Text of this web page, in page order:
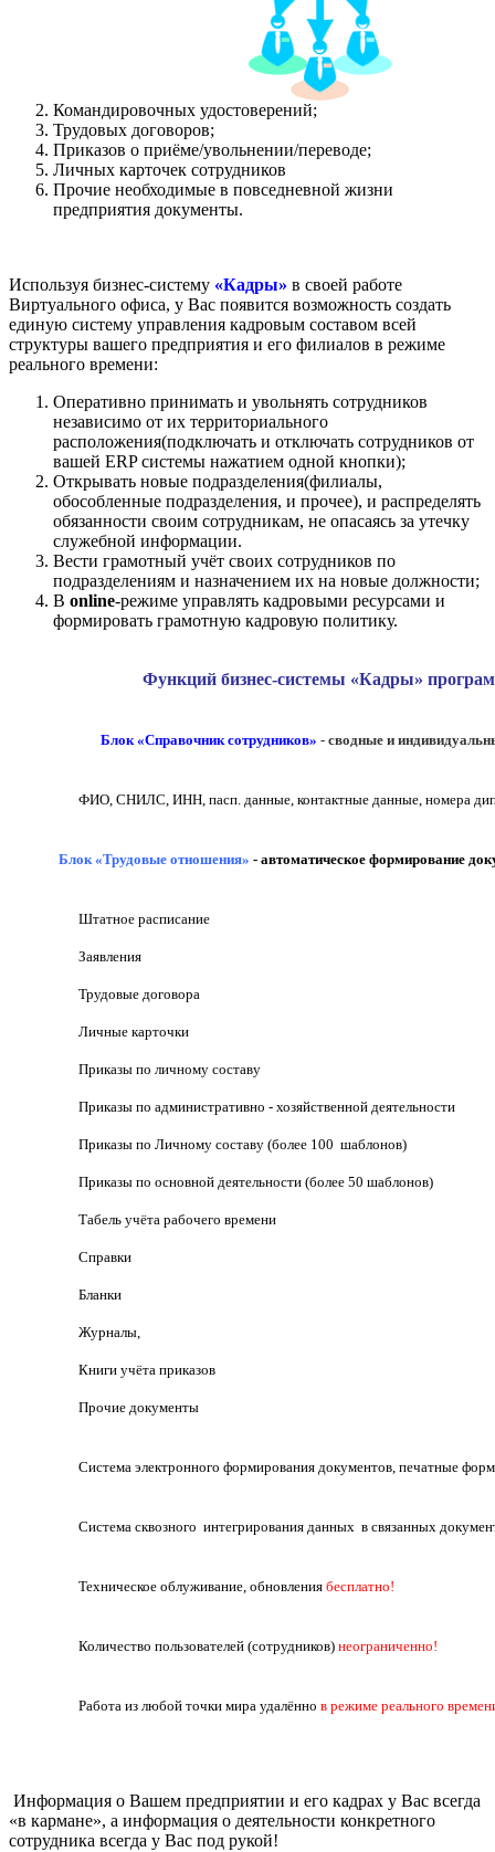
Командировочных удостоверений;
Трудовых договоров;
Приказов о приёме/увольнении/переводе;
Личных карточек сотрудников
Прочие необходимые в повседневной жизни
предприятия документы.
Используя бизнес-систему «Кадры» в своей работе
Виртуального офиса, у Вас появится возможность создать
единую систему управления кадровым составом всей
структуры вашего предприятия и его филиалов в режиме
реального времени:
Оперативно принимать и увольнять сотрудников
независимо от их территориального
расположения(подключать и отключать сотрудников от
вашей ERP системы нажатием одной кнопки);
Открывать новые подразделения(филиалы,
обособленные подразделения, и прочее), и распределять
обязанности своим сотрудникам, не опасаясь за утечку
служебной информации.
Вести грамотный учёт своих сотрудников по
подразделениям и назначением их на новые должности;
В online-режиме управлять кадровыми ресурсами и
формировать грамотную кадровую политику.
Функций бизнес-системы «Кадры»
Блок «Справочник сотрудников» - сводные и
ФИО, СНИЛС, ИНН, пасп. данные, контактные данные, номера
Блок «Трудовые отношения» - автоматическое формирование
Штатное расписание
Заявления
Трудовые договора
Личные карточки
Приказы по личному составу
Приказы по административно - хозяйственной деятельности
Приказы по Личному составу (более 100 шаблонов)
Приказы по основной деятельности (более 50 шаблонов)
Табель учёта рабочего времени
Справки
Бланки
Журналы,
Книги учёта приказов
Прочие документы
Система электронного формирования документов, печатные
Система сквозного интегрирования данных в связанных
Техническое облуживание, обновления бесплатно!
Количество пользователей (сотрудников) неограниченно!
Работа из любой точки мира удалённо в режиме реального
Информация о Вашем предприятии и его кадрах у Вас всегда
«в кармане», а информация о деятельности конкретного
сотрудника всегда у Вас под рукой!